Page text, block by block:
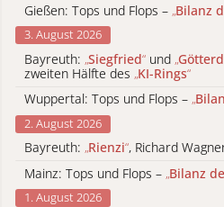
Gießen: Tops und Flops – „Bilanz
3. August 2026
Bayreuth: „Siegfried“ und „
zweiten Hälfte des „KI-Rings“
Wuppertal: Tops und Flops – „
2. August 2026
Bayreuth: „Rienzi“, Richard
Mainz: Tops und Flops – „Bilanz
1. August 2026